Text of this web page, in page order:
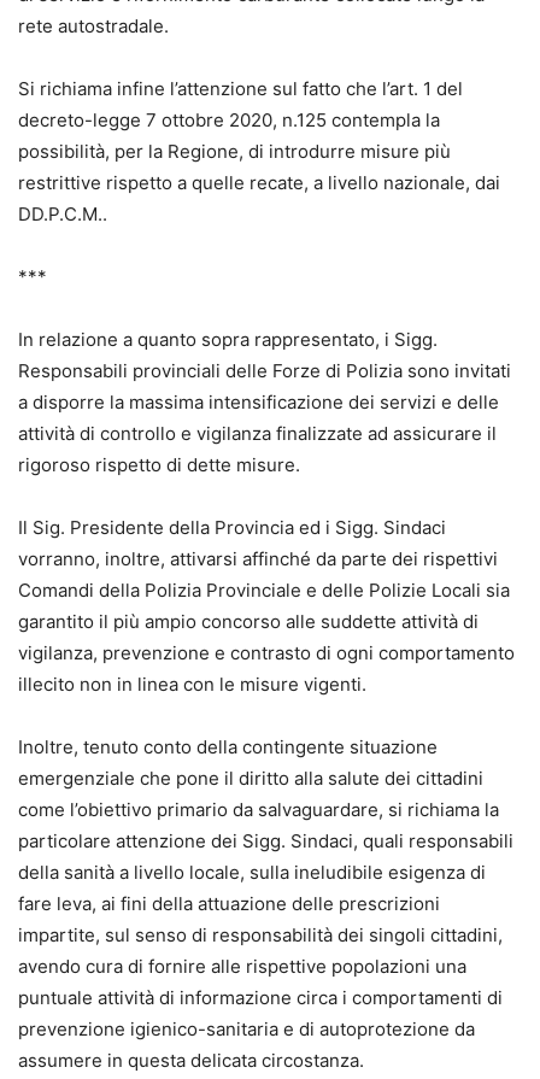
rete autostradale.
Si richiama infine l’attenzione sul fatto che l’art. 1 del
decreto-legge 7 ottobre 2020, n.125 contempla la
possibilità, per la Regione, di introdurre misure più
restrittive rispetto a quelle recate, a livello nazionale, dai
DD.P.C.M..
***
In relazione a quanto sopra rappresentato, i Sigg.
Responsabili provinciali delle Forze di Polizia sono invitati
a disporre la massima intensificazione dei servizi e delle
attività di controllo e vigilanza finalizzate ad assicurare il
rigoroso rispetto di dette misure.
Il Sig. Presidente della Provincia ed i Sigg. Sindaci
vorranno, inoltre, attivarsi affinché da parte dei rispettivi
Comandi della Polizia Provinciale e delle Polizie Locali sia
garantito il più ampio concorso alle suddette attività di
vigilanza, prevenzione e contrasto di ogni comportamento
illecito non in linea con le misure vigenti.
Inoltre, tenuto conto della contingente situazione
emergenziale che pone il diritto alla salute dei cittadini
come l’obiettivo primario da salvaguardare, si richiama la
particolare attenzione dei Sigg. Sindaci, quali responsabili
della sanità a livello locale, sulla ineludibile esigenza di
fare leva, ai fini della attuazione delle prescrizioni
impartite, sul senso di responsabilità dei singoli cittadini,
avendo cura di fornire alle rispettive popolazioni una
puntuale attività di informazione circa i comportamenti di
prevenzione igienico-sanitaria e di autoprotezione da
assumere in questa delicata circostanza.